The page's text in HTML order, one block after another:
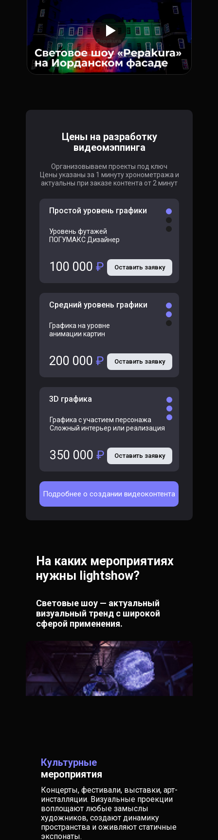
Цены на разработку
видеомэппинга
Подробнее о создании видеоконтента
Организовываем проекты под ключ
Цены указаны за 1 минуту хронометража и
актуальны при заказе контента от 2 минут
Простой уровень графики
Средний уровень графики
3D графика
Уровень футажей
ПОГУМАКС Дизайнер
Графика на уровне
анимации картин
Графика с участием персонажа
Сложный интерьер или реализация
100 000 ₽
200 000 ₽
350 000 ₽
Оставить заявку
Оставить заявку
Оставить заявку
На каких мероприятиях
нужны lightshow?
Культурные
мероприятия
Концерты, фестивали, выставки, арт-
инсталляции. Визуальные проекции
воплощают любые замыслы
художников, создают динамику
пространства и оживляют статичные
экспонаты.
Световые шоу — актуальный
визуальный тренд с широкой
сферой применения.